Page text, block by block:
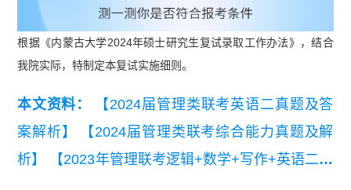
根据《内蒙古大学2024年硕士研究生复试录取工作办法》，结合
我院实际，特制定本复试实施细则。
本文资料：
【2024届管理类联考英语二真题及答
案解析】
【2024届管理类联考综合能力真题及解
析】
【2023年管理联考逻辑+数学+写作+英语二真